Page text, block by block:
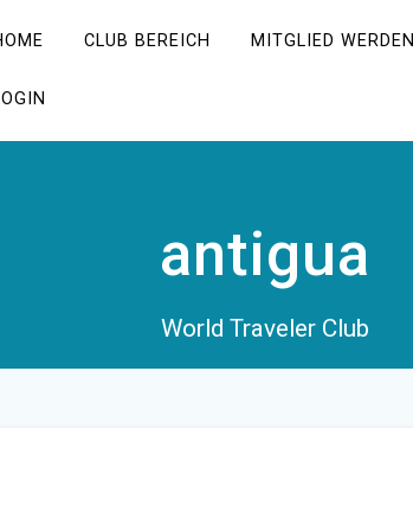
CLUB BEREICH MITGLIED WERDEN
antigua
World Traveler Club